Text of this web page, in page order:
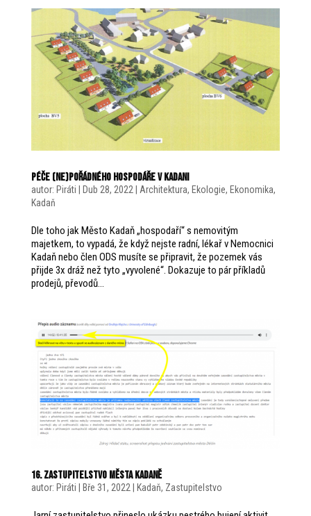
Péče (ne)pořádného hospodáře v Kadani
autor: Piráti Dub 28, 2022 Architektura, Ekologie, Ekonomika,
Kadaň
Dle toho jak Město Kadaň „hospodaří“ s nemovitým
majetkem, to vypadá, že když nejste radní, lékař v Nemocnici
Kadaň nebo člen ODS musíte se připravit, že pozemek vás
přijde 3x dráž než tyto „vyvolené“. Dokazuje to pár příkladů
prodejů, převodů...
16. zastupitelstvo města Kadaně
autor: Piráti Bře 31, 2022| Kadaň, Zastupitelstvo